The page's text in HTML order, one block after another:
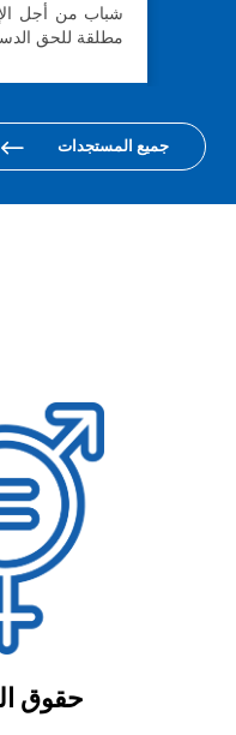
شباب من أجل
مطلقة للحق
جميع المستجدات
حقوق